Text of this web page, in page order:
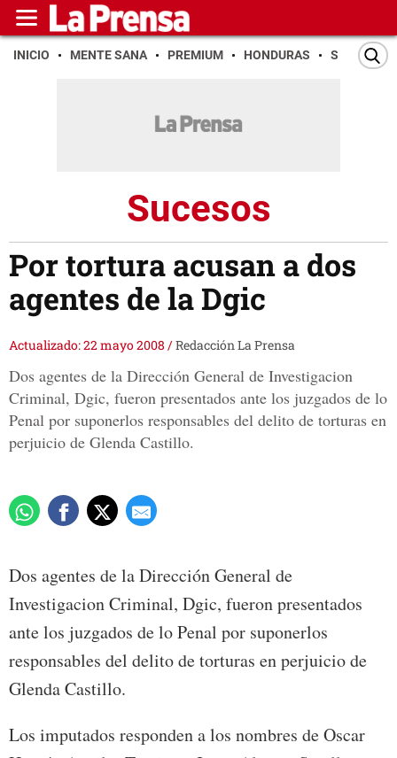
INICIO MENTE SANA PREMIUM HONDURAS SAN PEDRO
Sucesos
Por tortura acusan a dos
agentes de la Dgic
Actualizado: 22 mayo 2008 /Redacción La Prensa
Dos agentes de la Dirección General de Investigacion
Criminal, Dgic, fueron presentados ante los juzgados de lo
Penal por suponerlos responsables del delito de torturas en
perjuicio de Glenda Castillo.
Dos agentes de la Dirección General de
Investigacion Criminal, Dgic, fueron presentados
ante los juzgados de lo Penal por suponerlos
responsables del delito de torturas en perjuicio de
Glenda Castillo.
Los imputados responden a los nombres de Oscar